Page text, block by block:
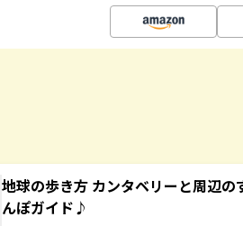
地球の歩き方 カンタベリーと周辺
んぽガイド♪